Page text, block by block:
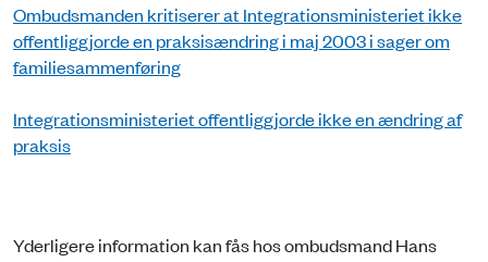
Ombudsmanden kritiserer at Integrationsministeriet ikke
offentliggjorde en praksisændring i maj 2003 i sager om
familiesammenføring
Integrationsministeriet offentliggjorde ikke en ændring af
praksis
Yderligere information kan fås hos ombudsmand Hans